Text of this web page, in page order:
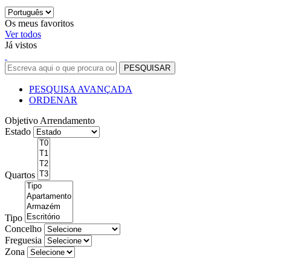
Os meus favoritos
Ver todos
Já vistos
PESQUISA AVANÇADA
ORDENAR
Objetivo Arrendamento
Estado
Quartos
Tipo
Concelho
Freguesia
Zona